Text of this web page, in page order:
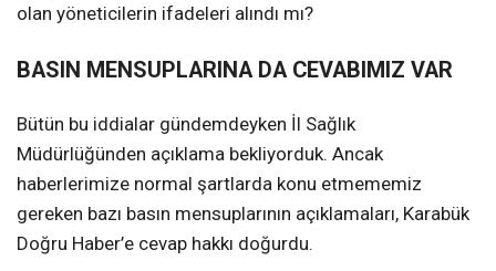
olan yöneticilerin ifadeleri alındı mı?
BASIN MENSUPLARINA DA CEVABIMIZ VAR
Bütün bu iddialar gündemdeyken İl Sağlık
Müdürlüğünden açıklama bekliyorduk. Ancak
haberlerimize normal şartlarda konu etmememiz
gereken bazı basın mensuplarının açıklamaları, Karabük
Doğru Haber’e cevap hakkı doğurdu.